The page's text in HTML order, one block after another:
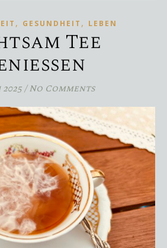
, GESUNDHEIT , LEBEN
Tee
/ No Comments